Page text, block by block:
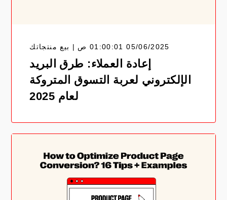
05/06/2025 01:00:01 ص | بيع منتجاتك
إعادة العملاء: طرق البريد
الإلكتروني لعربة التسوق المتروكة
لعام 2025